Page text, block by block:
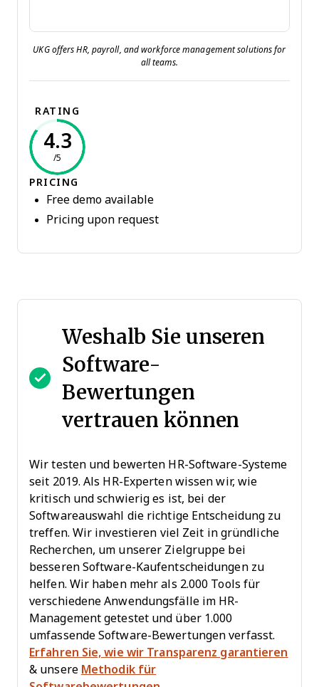
UKG offers HR, payroll, and workforce management solutions for
all teams.
RATING
4.3
/5
PRICING
Free demo available
Pricing upon request
Weshalb Sie unseren
Software-
Bewertungen
vertrauen können
Wir testen und bewerten HR-Software-Systeme
seit 2019. Als HR-Experten wissen wir, wie
kritisch und schwierig es ist, bei der
Softwareauswahl die richtige Entscheidung zu
treffen. Wir investieren viel Zeit in gründliche
Recherchen, um unserer Zielgruppe bei
besseren Software-Kaufentscheidungen zu
helfen. Wir haben mehr als 2.000 Tools für
verschiedene Anwendungsfälle im HR-
Management getestet und über 1.000
umfassende Software-Bewertungen verfasst.
Erfahren Sie, wie wir Transparenz garantieren
& unsere Methodik für